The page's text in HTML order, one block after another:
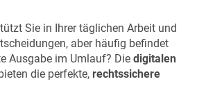
Sie in Ihrer täglichen Arbeit und
aber häufig befindet
Ausgabe im Umlauf? Die digitalen
die perfekte, rechtssichere